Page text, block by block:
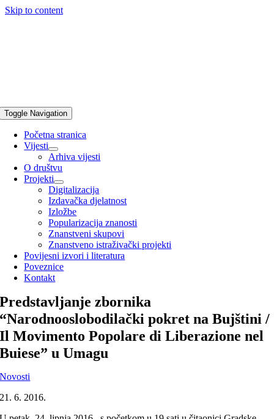
Skip to content
Toggle Navigation
Početna stranica
Vijesti
Arhiva vijesti
O društvu
Projekti
Digitalizacija
Izdavačka djelatnost
Izložbe
Popularizacija znanosti
Znanstveni skupovi
Znanstveno istraživački projekti
Povijesni izvori i literatura
Poveznice
Kontakt
Predstavljanje zbornika
“Narodnooslobodilački pokret na Bujštini /
Il Movimento Popolare di Liberazione nel
Buiese” u Umagu
Novosti
21. 6. 2016.